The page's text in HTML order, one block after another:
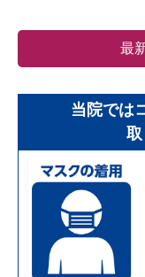
最
当院では